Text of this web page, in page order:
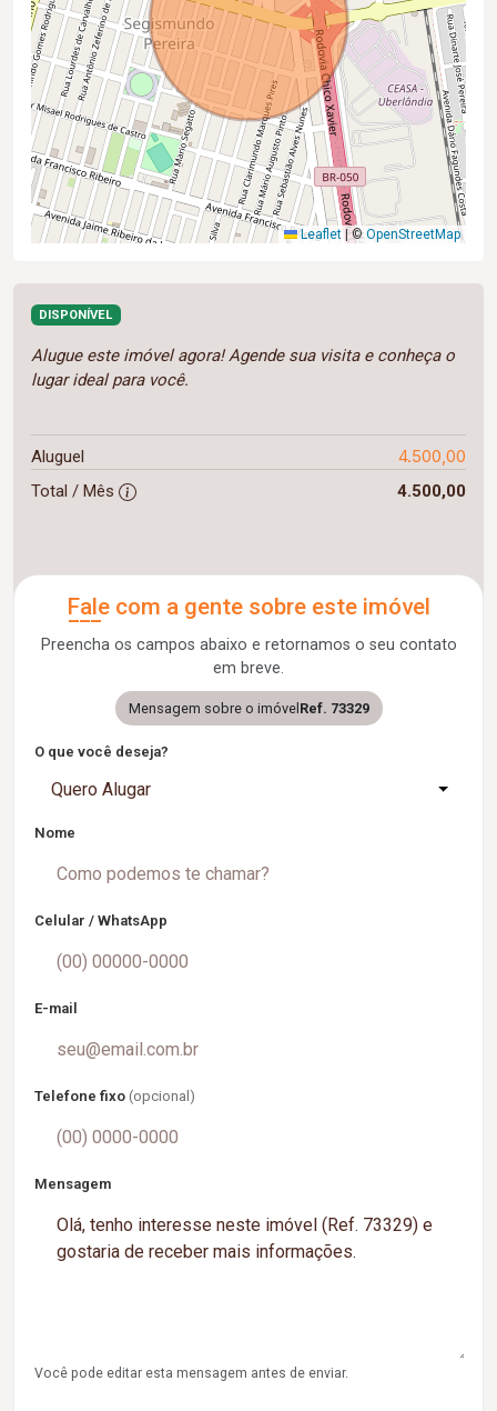
Leaflet |©OpenStreetMap
DISPONÍVEL
Alugue este imóvel agora! Agende sua visita e conheça o
lugar ideal para você.
Aluguel 4.500,00
Total / Mês 4.500,00
Fale com a gente sobre este imóvel
Preencha os campos abaixo e retornamos o seu contato
em breve.
Mensagem sobre o imóvel Ref. 73329
O que você deseja?
Quero Alugar
Nome
Celular / WhatsApp
E-mail
Telefone fixo (opcional)
Mensagem
Você pode editar esta mensagem antes de enviar.